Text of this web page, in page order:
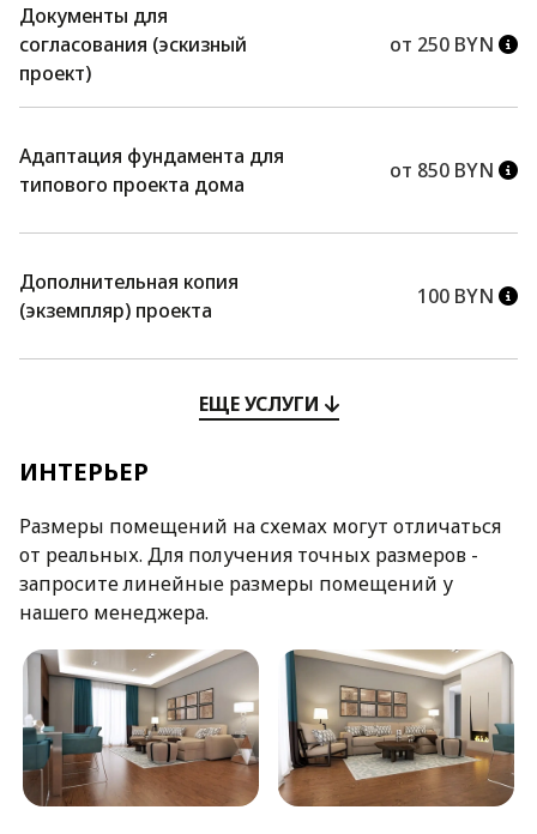
Документы для
согласования (эскизный
проект)
от 250 BYN
Адаптация фундамента для
типового проекта дома
от 850 BYN
Дополнительная копия
(экземпляр) проекта
100 BYN
ЕЩЕ УСЛУГИ
ИНТЕРЬЕР
Размеры помещений на схемах могут отличаться
от реальных. Для получения точных размеров -
запросите линейные размеры помещений у
нашего менеджера.